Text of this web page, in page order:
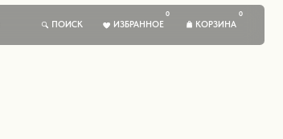
КОРЗИНА
ИЗБРАННОЕ